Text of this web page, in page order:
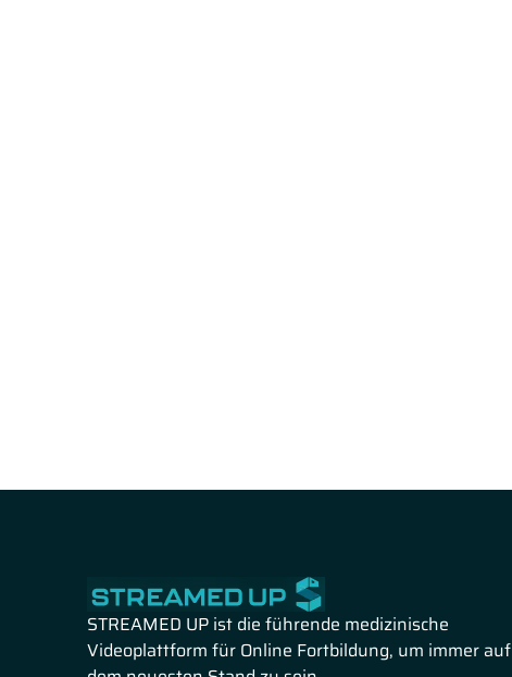
STREAMED UP ist die führende medizinische
Videoplattform für Online Fortbildung, um immer auf